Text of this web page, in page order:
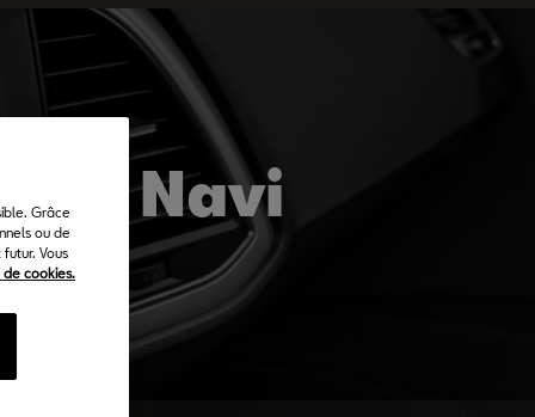
Navi
Grâce
ou de
Vous
de cookies.